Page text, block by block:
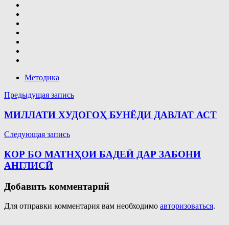
Методика
Навигация
по
Предыдущая запись
МИЛЛАТИ ХУДОГОҲ БУНЁДИ ДАВЛАТ АСТ
Следующая запись
КОР БО МАТНҲОИ БАДЕӢ ДАР ЗАБОНИ
АНГЛИСӢ
Добавить комментарий
Для отправки комментария вам необходимо авторизоваться.